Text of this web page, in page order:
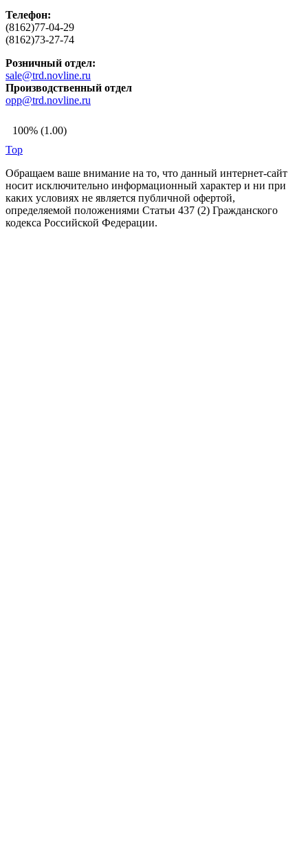
Телефон:
(8162)77-04-29
(8162)73-27-74
Розничный отдел:
sale@trd.novline.ru
Производственный отдел
opp@trd.novline.ru
100% (1.00)
Top
Обращаем ваше внимание на то, что данный интернет-сайт
носит исключительно информационный характер и ни при
каких условиях не является публичной офертой,
определяемой положениями Статьи 437 (2) Гражданского
кодекса Российской Федерации.